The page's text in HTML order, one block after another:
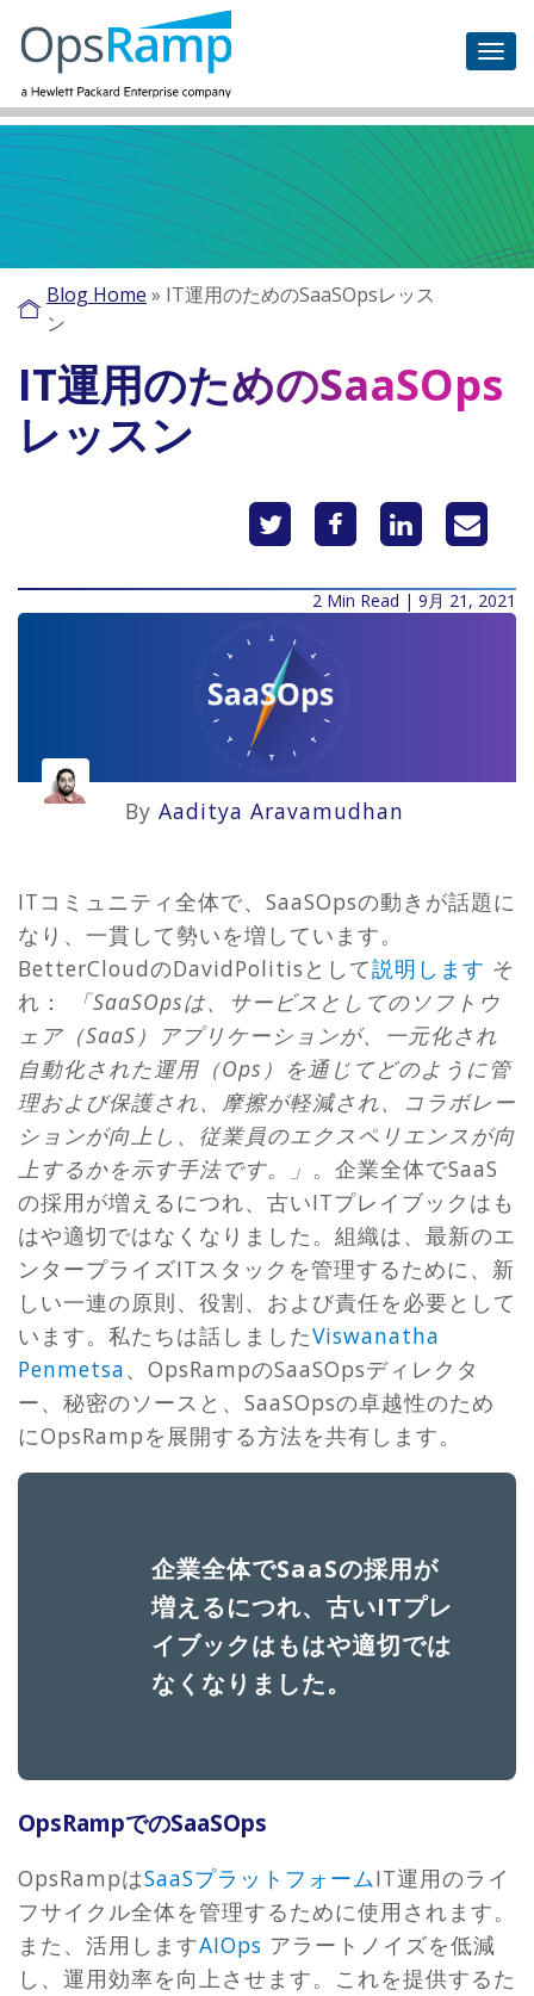
Blog Home » IT運用のためのSaaSOpsレッス
ン
IT運用のためのSaaSOps
レッスン
2 Min Read | 9月 21, 2021
By Aaditya Aravamudhan
ITコミュニティ全体で、SaaSOpsの動きが話題に
なり、一貫して勢いを増しています。
BetterCloudのDavidPolitisとして説明します そ
れ：
「SaaSOpsは、サービスとしてのソフトウ
ェア（SaaS）アプリケーションが、一元化され
自動化された運用（Ops）を通じてどのように管
理および保護され、摩擦が軽減され、コラボレー
ションが向上し、従業員のエクスペリエンスが向
上するかを示す手法です。」 。企業全体でSaaS
の採用が増えるにつれ、古いITプレイブックはも
はや適切ではなくなりました。組織は、最新のエ
ンタープライズITスタックを管理するために、新
しい一連の原則、役割、および責任を必要として
います。私たちは話しましたViswanatha
Penmetsa、OpsRampのSaaSOpsディレクタ
ー、秘密のソースと、SaaSOpsの卓越性のため
にOpsRampを展開する方法を共有します。
企業全体でSaaSの採用が
増えるにつれ、古いITプレ
イブックはもはや適切では
なくなりました。
OpsRampでのSaaSOps
OpsRampはSaaSプラットフォームIT運用のライ
フサイクル全体を管理するために使用されます。
また、活用しますAIOps アラートノイズを低減
し、運用効率を向上させます。これを提供するた